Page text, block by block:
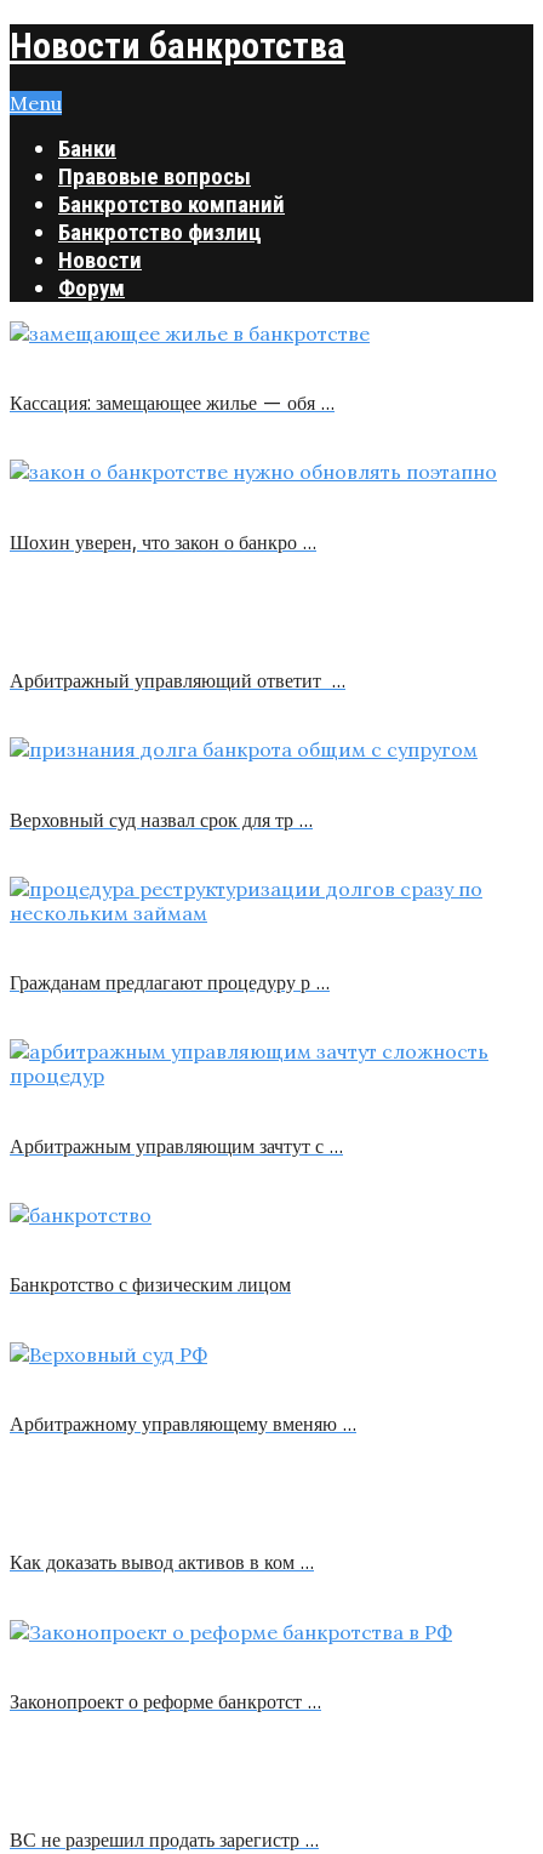
Новости банкротства
Menu
Банки
Правовые вопросы
Банкротство компаний
Банкротство физлиц
Новости
Форум
Кассация: замещающее жилье — обя …
Шохин уверен, что закон о банкро …
Арбитражный управляющий ответит …
Верховный суд назвал срок для тр …
Гражданам предлагают процедуру р …
Арбитражным управляющим зачтут с …
Банкротство с физическим лицом
Арбитражному управляющему вменяю …
Как доказать вывод активов в ком …
Законопроект о реформе банкротст …
ВС не разрешил продать зарегистр …